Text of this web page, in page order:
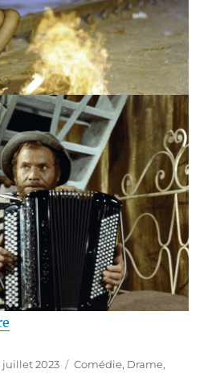
juillet 2023 Catégories
Comédie, Drame,